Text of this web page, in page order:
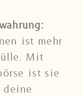
ist mehr
Mit
ist sie